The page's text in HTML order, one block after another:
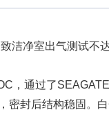
洁净室出气测试
通过了SEAGATE
封后结构稳固。白